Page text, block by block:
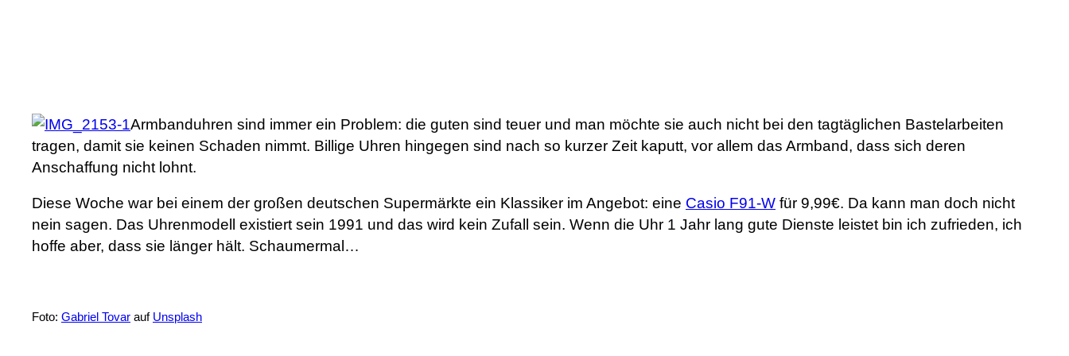
Armbanduhren sind immer ein Problem: die guten sind teuer und man möchte sie auch nicht bei den tagtäglichen Bastelarbeiten
tragen, damit sie keinen Schaden nimmt. Billige Uhren hingegen sind nach so kurzer Zeit kaputt, vor allem das Armband, dass sich deren
Anschaffung nicht lohnt.
Diese Woche war bei einem der großen deutschen Supermärkte ein Klassiker im Angebot: eine Casio F91-W für 9,99€. Da kann man doch nicht
nein sagen. Das Uhrenmodell existiert sein 1991 und das wird kein Zufall sein. Wenn die Uhr 1 Jahr lang gute Dienste leistet bin ich zufrieden, ich
hoffe aber, dass sie länger hält. Schaumermal…
Foto: Gabriel Tovar auf Unsplash